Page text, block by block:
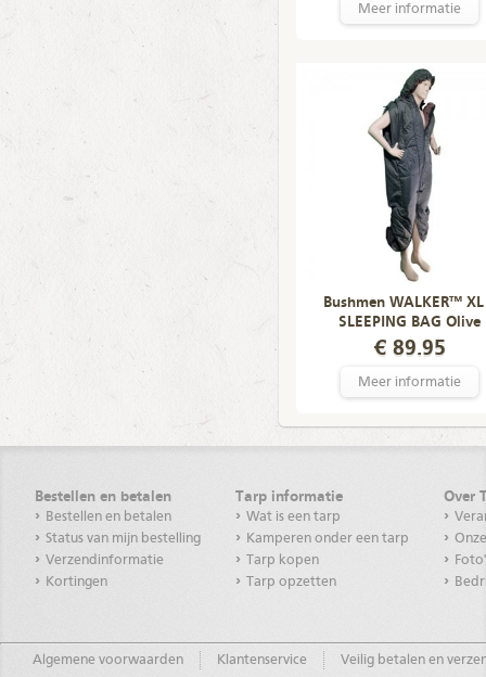
Meer informatie
Bushmen WALKER™
SLEEPING BAG Olive
€ 89.95
Meer informatie
Bestellen en betalen
Bestellen en betalen
Status van mijn bestelling
Verzendinformatie
Kortingen
Tarp informatie
Wat is een tarp
Kamperen onder een tarp
Tarp kopen
Tarp opzetten
Over
Algemene voorwaarden Klantenservice Veilig betalen en